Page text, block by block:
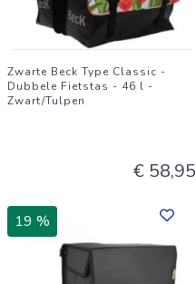
Zwarte Beck Type Classic -
Dubbele Fietstas - 46 l -
Zwart/Tulpen
€ 58,95
19 %